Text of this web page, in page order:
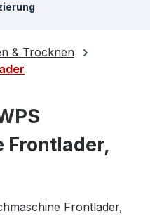
& Trocknen
Frontlader,